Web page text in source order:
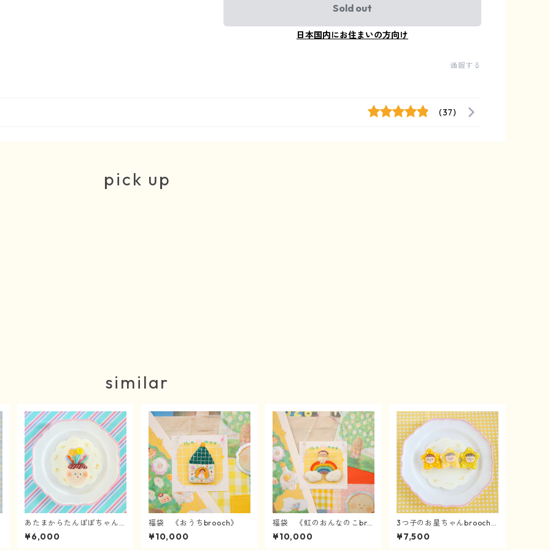
Sold out
日本国内にお住まいの方向け
通報する
(37)
pick up
similar
あたまからたんぽぽちゃん
のbrooch
¥6,000
福袋 《おうちbrooch》
¥10,000
福袋 《虹のおんなのこbro
och》
¥10,000
3つ子のお星ちゃんbrooch
《4/3〜》
¥7,500